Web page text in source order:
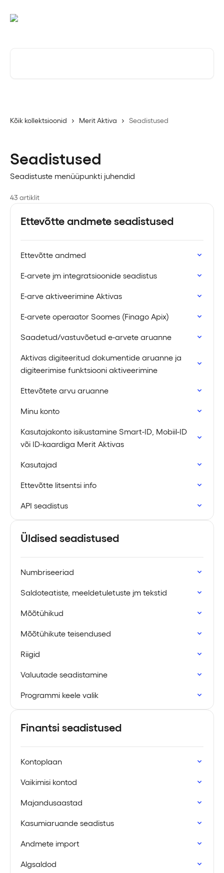
Kõik kollektsioonid Merit Aktiva Seadistused
Seadistused
Seadistuste menüüpunkti juhendid
43 artiklit
Ettevõtte andmete seadistused
Ettevõtte andmed
E-arvete jm integratsioonide seadistus
E-arve aktiveerimine Aktivas
E-arvete operaator Soomes (Finago Apix)
Saadetud/vastuvõetud e-arvete aruanne
Aktivas digiteeritud dokumentide aruanne ja
digiteerimise funktsiooni aktiveerimine
Ettevõtete arvu aruanne
Minu konto
Kasutajakonto isikustamine Smart-ID, Mobiil-ID
või ID-kaardiga Merit Aktivas
Kasutajad
Ettevõtte litsentsi info
API seadistus
Üldised seadistused
Numbriseeriad
Saldoteatiste, meeldetuletuste jm tekstid
Mõõtühikud
Mõõtühikute teisendused
Riigid
Valuutade seadistamine
Programmi keele valik
Finantsi seadistused
Kontoplaan
Vaikimisi kontod
Majandusaastad
Kasumiaruande seadistus
Andmete import
Algsaldod